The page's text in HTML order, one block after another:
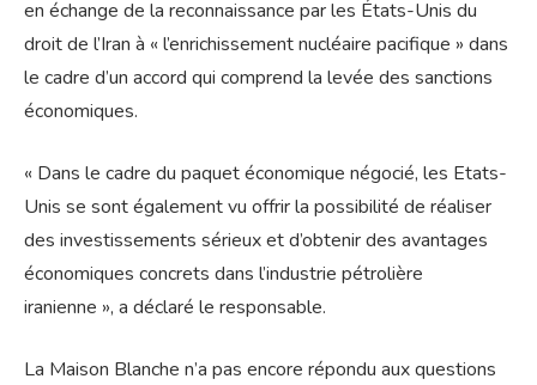
en échange de la reconnaissance par les États-Unis du
droit de l’Iran à « l’enrichissement nucléaire pacifique » dans
le cadre d’un accord qui comprend la levée des sanctions
économiques.
« Dans le cadre du paquet économique négocié, les Etats-
Unis se sont également vu offrir la possibilité de réaliser
des investissements sérieux et d’obtenir des avantages
économiques concrets dans l’industrie pétrolière
iranienne », a déclaré le responsable.
La Maison Blanche n’a pas encore répondu aux questions